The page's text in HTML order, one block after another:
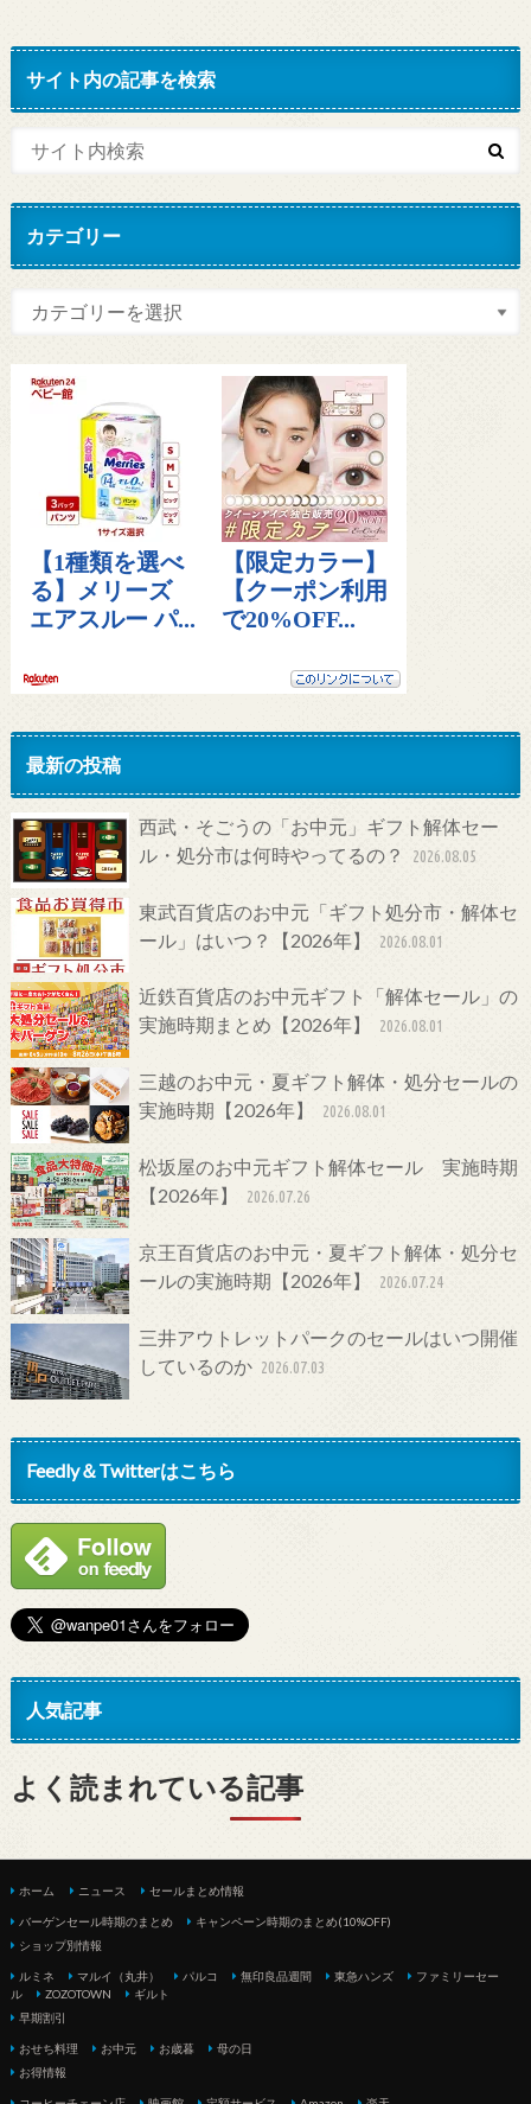
サイト内の記事を検索
カテゴリー
最新の投稿
西武・そごうの「お中元」ギフト解体セー
ル・処分市は何時やってるの？
2026.08.05
東武百貨店のお中元「ギフト処分市・解体セ
ール」はいつ？【2026年】
2026.08.01
近鉄百貨店のお中元ギフト「解体セール」の
実施時期まとめ【2026年】
2026.08.01
三越のお中元・夏ギフト解体・処分セールの
実施時期【2026年】
2026.08.01
松坂屋のお中元ギフト解体セール 実施時期
【2026年】
2026.07.26
京王百貨店のお中元・夏ギフト解体・処分セ
ールの実施時期【2026年】
2026.07.24
三井アウトレットパークのセールはいつ開催
しているのか 2026.07.03
Feedly＆Twitterはこちら
人気記事
よく読まれている記事
ホーム ニュース セールまとめ情報
バーゲンセール時期のまとめ
キャンペーン時期のまとめ(10%OFF)
ショップ別情報
ルミネ マルイ（丸井） パルコ 無印良品週間 東急ハンズ
ファミリーセー
ル
ZOZOTOWN
ギルト
早期割引
おせち料理 お中元 お歳暮
母の日
お得情報